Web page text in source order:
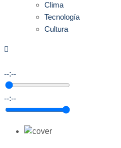
Clima
Tecnología
Cultura
--:--
--:--